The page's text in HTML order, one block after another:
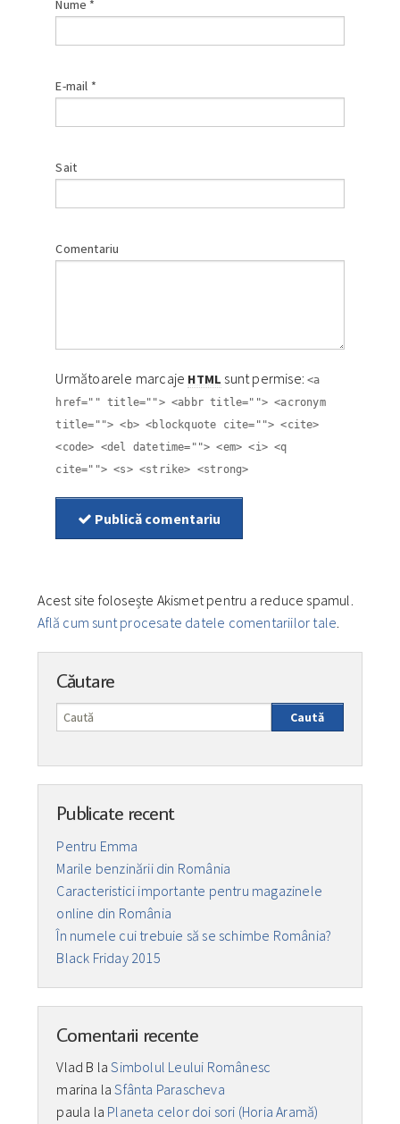
Nume *
E-mail *
Sait
Comentariu
Următoarele marcaje HTML sunt permise:<a
href="" title=""> <abbr title=""> <acronym
title=""> <b> <blockquote cite=""> <cite>
<code> <del datetime=""> <em> <i> <q
cite=""> <s> <strike> <strong>
Publică comentariu
Acest site folosește Akismet pentru a reduce spamul.
Află cum sunt procesate datele comentariilor tale.
Căutare
Caută
Publicate recent
Pentru Emma
Marile benzinării din România
Caracteristici importante pentru magazinele
online din România
În numele cui trebuie să se schimbe România?
Black Friday 2015
Comentarii recente
Vlad B laSimbolul Leului Românesc
marina laSfânta Parascheva
paula la Planeta celor doi sori (Horia Aramă)